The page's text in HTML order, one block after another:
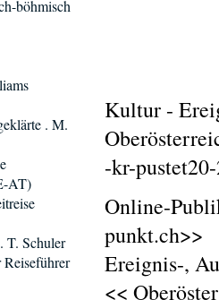
Kultur -
-kr-
Online-
punkt.ch>>
Ereignis-,
<<
böhmisch
. M.
AT)
T. Schuler